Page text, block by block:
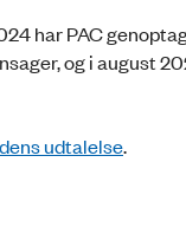
har PAC
og i august
udtalelse.